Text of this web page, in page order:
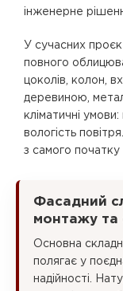
інженерне
У сучасних
повного
цоколів, колон,
деревиною,
кліматичні умови:
вологість
з самого початку
Фасадний
монтажу та
Основна
полягає у
надійності.